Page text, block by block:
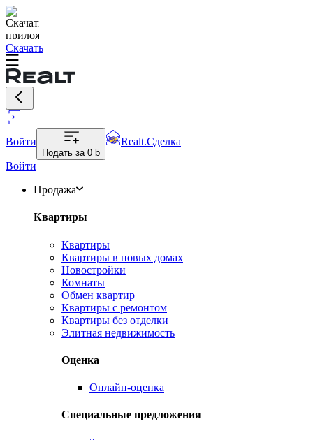
Скачать
Войти
Подать за 0 ƃ
Realt.Сделка
Войти
Продажа
Квартиры
Квартиры
Квартиры в новых домах
Новостройки
Комнаты
Обмен квартир
Квартиры с ремонтом
Квартиры без отделки
Элитная недвижимость
Оценка
Онлайн-оценка
Специальные предложения